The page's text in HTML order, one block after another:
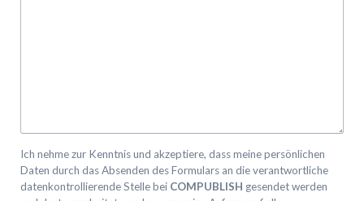
Ich nehme zur Kenntnis und akzeptiere, dass meine persönlichen
Daten durch das Absenden des Formulars an die verantwortliche
datenkontrollierende Stelle bei COMPUBLISH gesendet werden